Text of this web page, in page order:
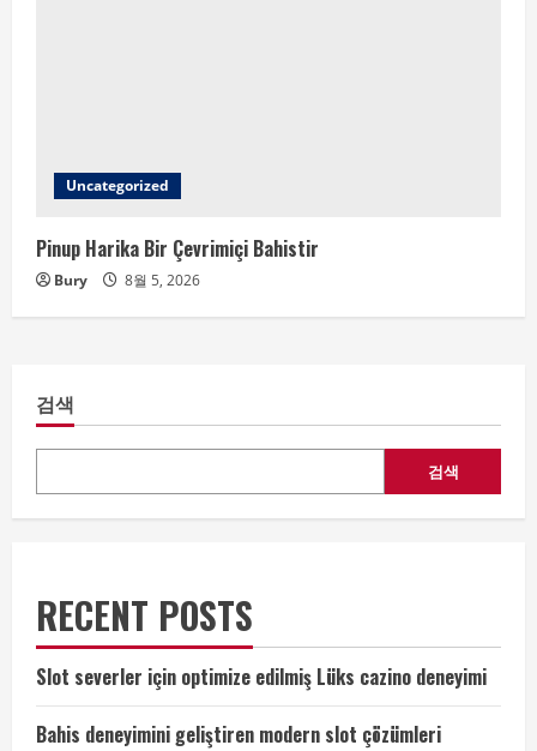
Uncategorized
Pinup Harika Bir Çevrimiçi Bahistir
Bury 8월 5, 2026
검색
검색
RECENT POSTS
Slot severler için optimize edilmiş Lüks cazino deneyimi
Bahis deneyimini geliştiren modern slot çözümleri